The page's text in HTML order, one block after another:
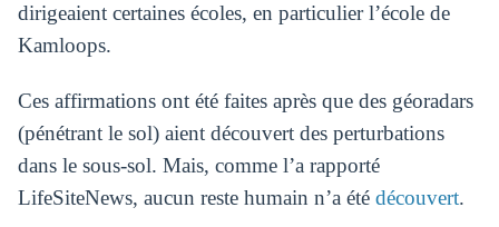
dirigeaient certaines écoles, en particulier l’école de
Kamloops.
Ces affirmations ont été faites après que des géoradars
(pénétrant le sol) aient découvert des perturbations
dans le sous-sol. Mais, comme l’a rapporté
LifeSiteNews, aucun reste humain n’a été découvert.